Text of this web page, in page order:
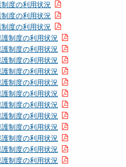
度の利用状況
度の利用状況
度の利用状況
制度の利用状況
制度の利用状況
制度の利用状況
制度の利用状況
制度の利用状況
制度の利用状況
制度の利用状況
制度の利用状況
制度の利用状況
制度の利用状況
制度の利用状況
制度の利用状況